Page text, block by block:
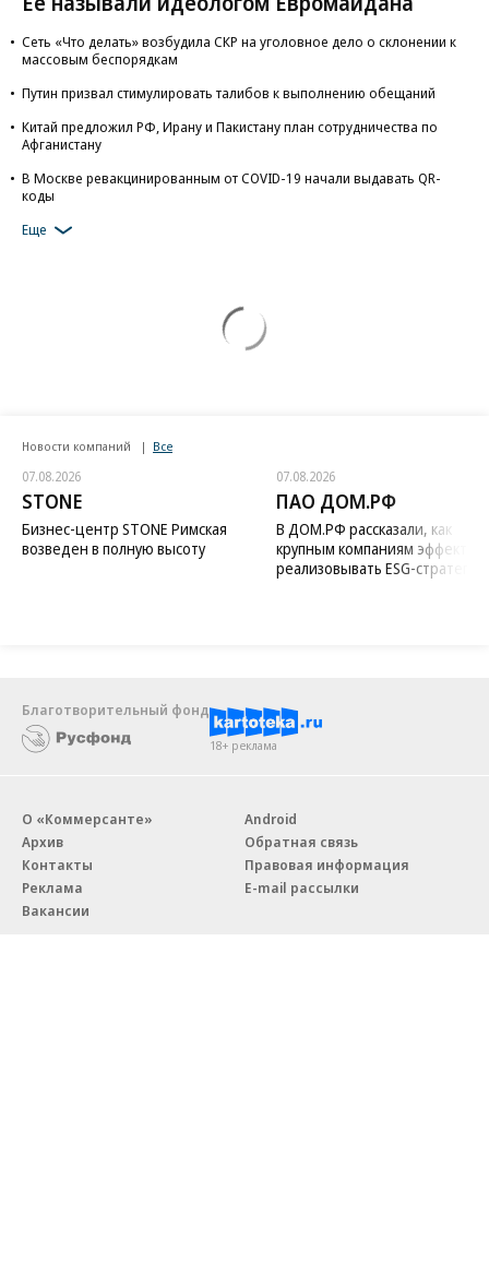
Сеть «Что делать» возбудила СКР на уголовное дело о склонении к
массовым беспорядкам
Путин призвал стимулировать талибов к выполнению обещаний
Китай предложил РФ, Ирану и Пакистану план сотрудничества по
Афганистану
В Москве ревакцинированным от COVID-19 начали выдавать QR-
коды
Еще
Новости компаний Все
07.08.2026
STONE
Бизнес-центр STONE Римская
возведен в полную высоту
07.08.2026
ПАО ДОМ.РФ
В ДОМ.РФ рассказали, как
крупным компаниям
реализовывать ESG-стратегию
Благотворительный фонд
18+ реклама
О «Коммерсанте»
Архив
Контакты
Реклама
Вакансии
Android
Обратная связь
Правовая информация
E-mail рассылки